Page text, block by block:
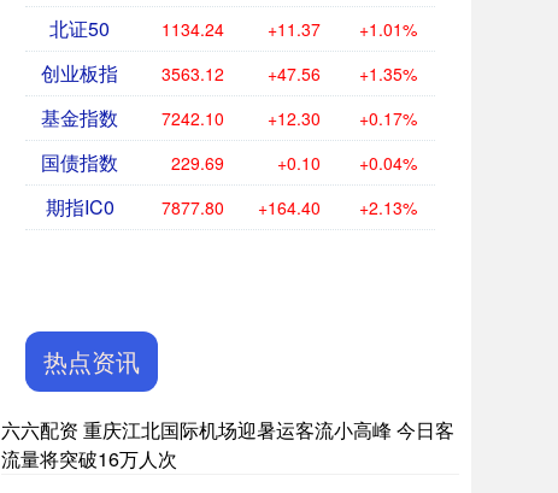
北证50 1134.24 +11.37 +1.01%
创业板指 3563.12 +47.56 +1.35%
基金指数 7242.10 +12.30 +0.17%
国债指数 229.69 +0.10 +0.04%
期指IC0 7877.80 +164.40 +2.13%
热点资讯
六六配资 重庆江北国际机场迎暑运客流小高峰 今日客
流量将突破16万人次